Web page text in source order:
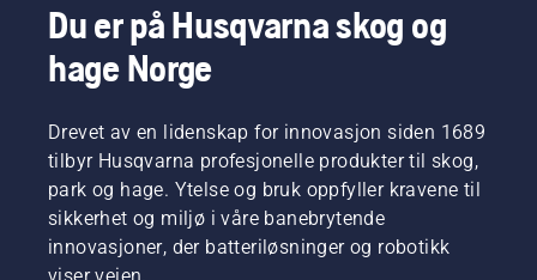
Du er på Husqvarna skog og
hage Norge
Drevet av en lidenskap for innovasjon siden 1689
tilbyr Husqvarna profesjonelle produkter til skog,
park og hage. Ytelse og bruk oppfyller kravene til
sikkerhet og miljø i våre banebrytende
innovasjoner, der batteriløsninger og robotikk
viser veien.